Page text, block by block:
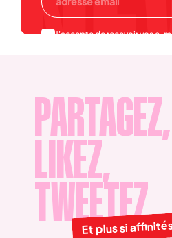
J'accepte de recevoir vos e-
PARTAGEZ,
LIKEZ,
TWEETEZ
Et plus si